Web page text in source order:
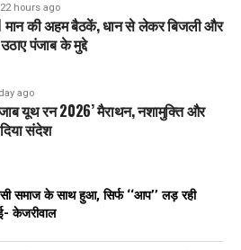
22 hours ago
मान की अहम बैठकें, धान से लेकर बिजली और
पंजाब के मुद्दे
ago
यूथ रन 2026’ मैराथन, नशामुक्ति और
संदेश
समाज के साथ हुआ, सिर्फ ‘‘आप’’ लड़ रही
केजरीवाल